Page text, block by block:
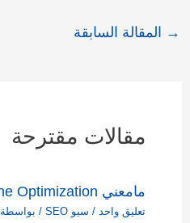
→ المقالة السابقة
مقالات مقترحة
مامعني SEO Search Engine Optimization
تعليق واحد / سيو SEO / بواسطة